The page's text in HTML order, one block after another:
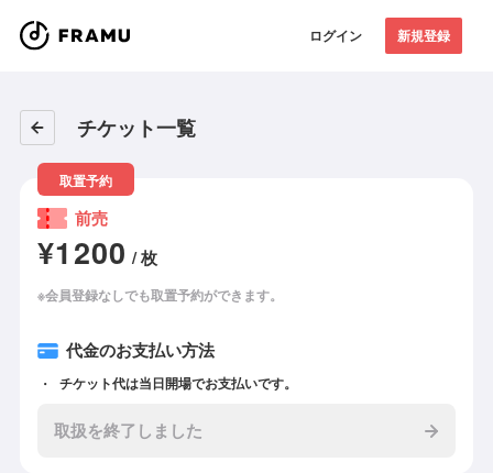
ログイン 新規登録
チケット一覧
取置予約
前売
¥1200 / 枚
※会員登録なしでも取置予約ができます。
代金のお支払い方法
チケット代は当日開場でお支払いです。
取扱を終了しました